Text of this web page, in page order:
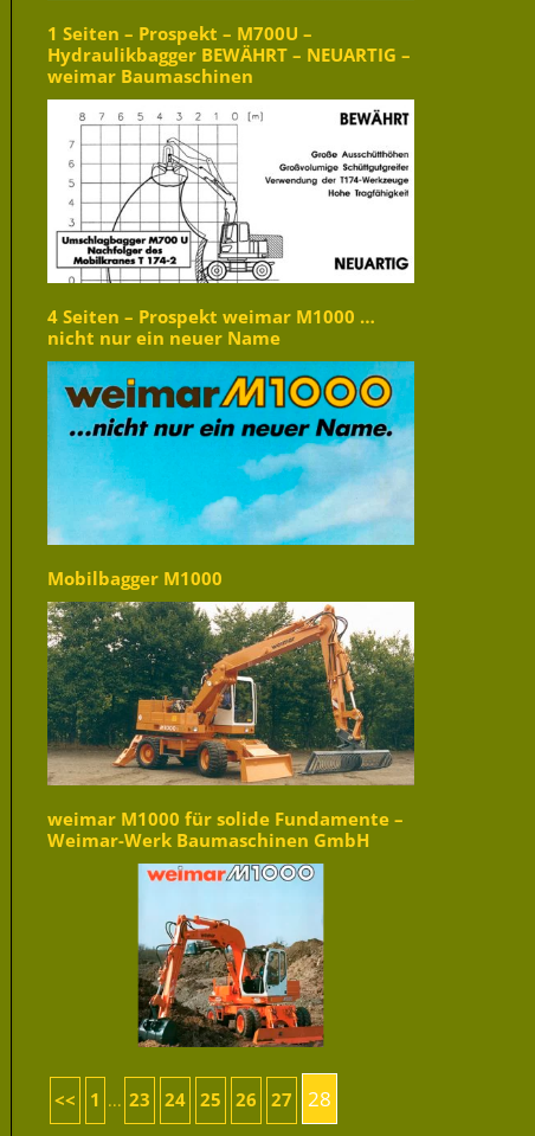
1 Seiten – Prospekt – M700U –
Hydraulikbagger BEWÄHRT – NEUARTIG –
weimar Baumaschinen
4 Seiten – Prospekt weimar M1000 …
nicht nur ein neuer Name
Mobilbagger M1000
weimar M1000 für solide Fundamente –
Weimar-Werk Baumaschinen GmbH
<< 1 ... 23 24 25 26 27 28